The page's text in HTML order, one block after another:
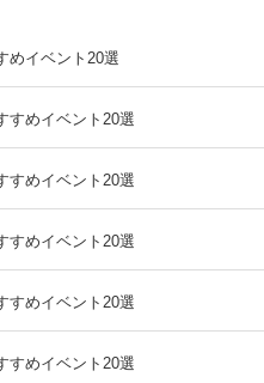
めイベント20選
すめイベント20選
すめイベント20選
すめイベント20選
すめイベント20選
すめイベント20選